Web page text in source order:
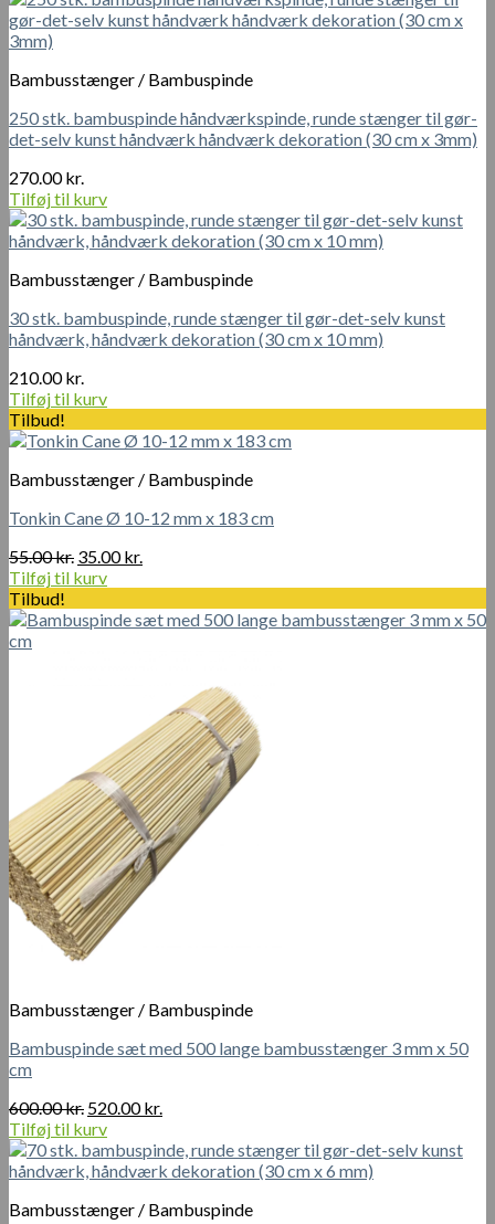
antal
Bambusstænger / Bambuspinde
250 stk. bambuspinde håndværkspinde, runde stænger til gør-
det-selv kunst håndværk håndværk dekoration (30 cm x 3mm)
270.00kr.
Tilføj til kurv
Bambusstænger / Bambuspinde
30 stk. bambuspinde, runde stænger til gør-det-selv kunst
håndværk, håndværk dekoration (30 cm x 10 mm)
210.00kr.
Tilføj til kurv
Tilbud!
Bambusstænger / Bambuspinde
Tonkin Cane Ø 10-12 mm x 183 cm
55.00kr. Den
oprindelige
var:
35.00kr.
er:
Tilføj til kurv
Tilbud!
Bambusstænger / Bambuspinde
Bambuspinde sæt med 500 lange bambusstænger 3 mm x 50
cm
600.00kr. Den
oprindelige
pris
var:
520.00kr.
pris
er:
Tilføj til kurv
Bambusstænger / Bambuspinde